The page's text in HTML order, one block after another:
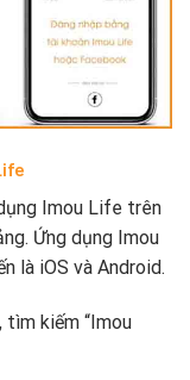
Imou Life trên
Ứng dụng Imou
là iOS và Android.
kiếm “Imou